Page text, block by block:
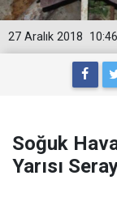
10:46
27 Aralık 2018
Soğuk
Yarısı